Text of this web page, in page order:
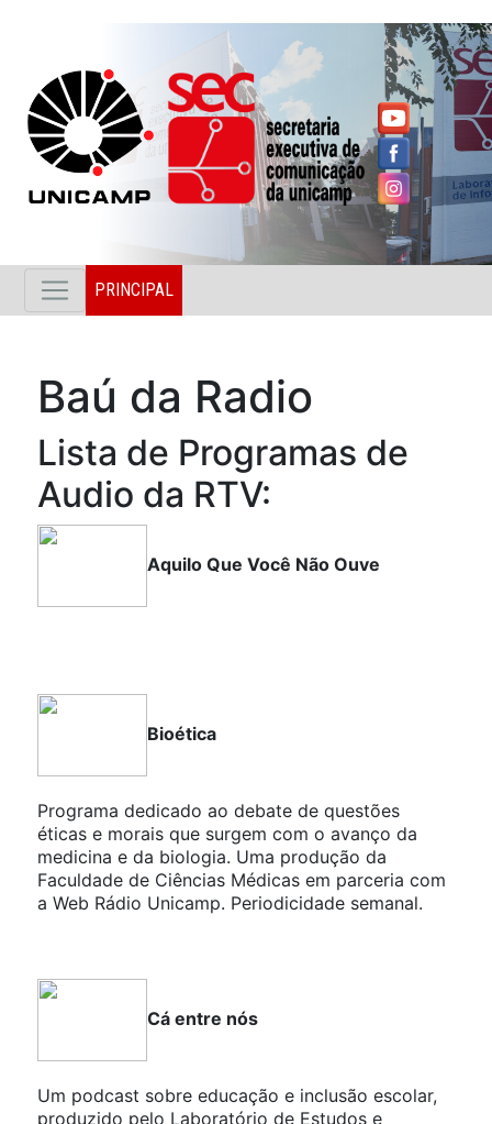
PRINCIPAL
Baú da Radio
Lista de Programas de
Audio da RTV:
Aquilo Que Você Não Ouve
Bioética
Programa dedicado ao debate de questões
éticas e morais que surgem com o avanço da
medicina e da biologia. Uma produção da
Faculdade de Ciências Médicas em parceria com
a Web Rádio Unicamp. Periodicidade semanal.
Cá entre nós
Um podcast sobre educação e inclusão escolar,
produzido pelo Laboratório de Estudos e